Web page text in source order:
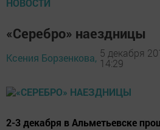
НОВОСТИ
«Серебро» наездницы
Ксения Борзенкова, 5 декабря
14:29
2-3 декабря в Альметьевске